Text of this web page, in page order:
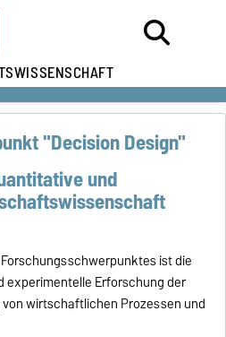
"Decision Design"
und
ist die
experimentelle Erforschung der
wirtschaftlichen Prozessen und